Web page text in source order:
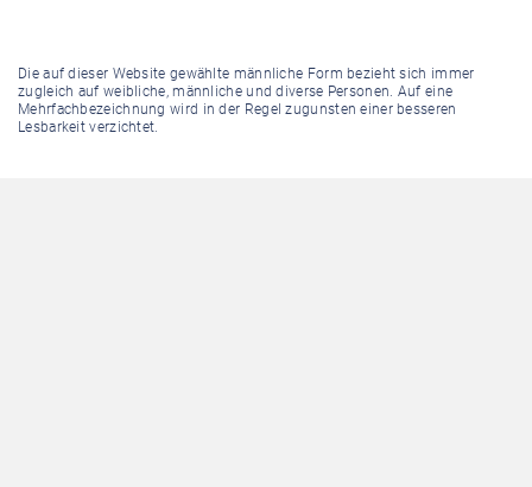
Die auf dieser Website gewählte männliche Form bezieht sich immer
zugleich auf weibliche, männliche und diverse Personen. Auf eine
Mehrfachbezeichnung wird in der Regel zugunsten einer besseren
Lesbarkeit verzichtet.